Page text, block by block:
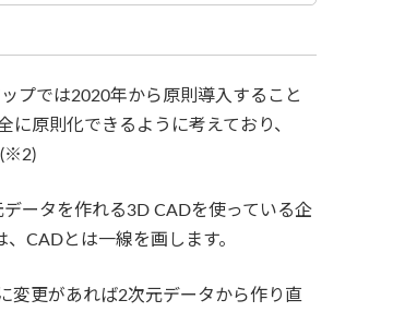
プでは2020年から原則導入すること
原則化できるように考えており、
(※2)
ータを作れる3D CADを使っている企
CADとは一線を画します。
変更があれば2次元データから作り直